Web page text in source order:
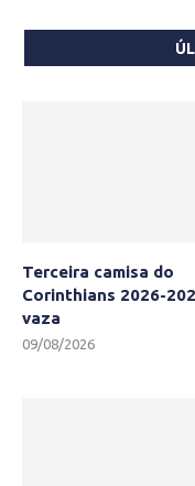
Terceira camisa do
Corinthians 2026-
vaza
09/08/2026